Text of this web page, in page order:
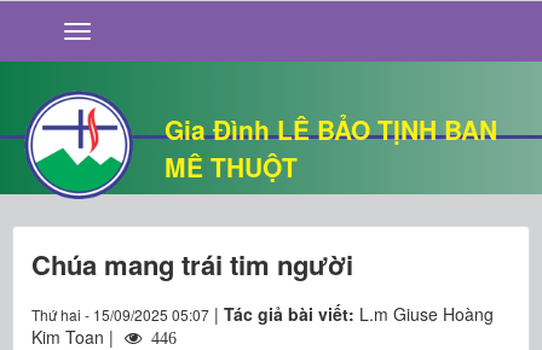
Gia Đình LÊ BẢO TỊNH BAN
MÊ THUỘT
GIỚI THIỆU
TIN TỨC
SỐNG ĐẠO
CHUYỆN NHÀ
QUÁN VĂN
THƯ GIÃN
Chúa mang trái tim người
Thứ hai - 15/09/2025 05:07 | Tác giả bài viết: L.m Giuse Hoàng
Kim Toan |
446